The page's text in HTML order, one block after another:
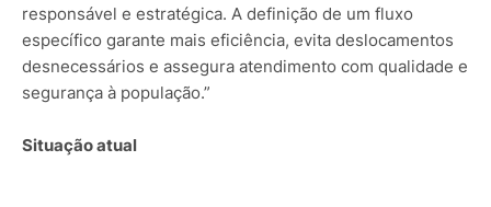
responsável e estratégica. A definição de um fluxo
específico garante mais eficiência, evita deslocamentos
desnecessários e assegura atendimento com qualidade e
segurança à população.”
Situação atual